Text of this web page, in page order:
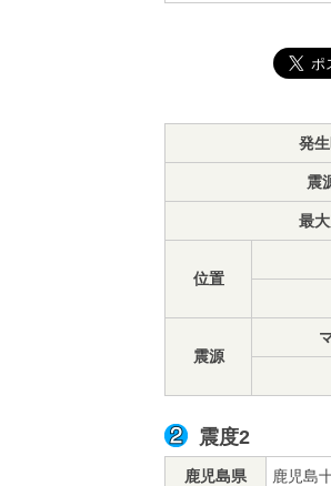
発
震
最
位置
震源
震度2
鹿児島県 鹿児島